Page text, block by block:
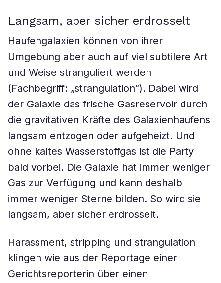
Langsam, aber sicher erdrosselt
Haufengalaxien können von ihrer
Umgebung aber auch auf viel subtilere Art
und Weise stranguliert werden
(Fachbegriff: „strangulation“). Dabei wird
der Galaxie das frische Gasreservoir durch
die gravitativen Kräfte des Galaxienhaufens
langsam entzogen oder aufgeheizt. Und
ohne kaltes Wasserstoffgas ist die Party
bald vorbei. Die Galaxie hat immer weniger
Gas zur Verfügung und kann deshalb
immer weniger Sterne bilden. So wird sie
langsam, aber sicher erdrosselt.
Harassment, stripping und strangulation
klingen wie aus der Reportage einer
Gerichtsreporterin über einen